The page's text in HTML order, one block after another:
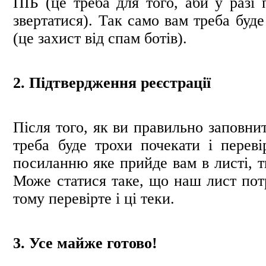
звертатися). Так само вам треба
(це захист від спам ботів).
2. Підтвердження реєстрації
Після того, як ви правильно
треба буде трохи почекати і
посиланню яке прийде вам в листі,
Може статися таке, що наш лист
тому перевірте і ці теки.
3. Усе майже готово!